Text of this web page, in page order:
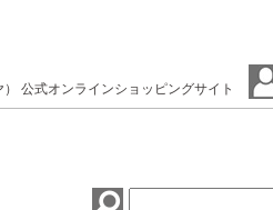
公式オンラインショッピングサイト